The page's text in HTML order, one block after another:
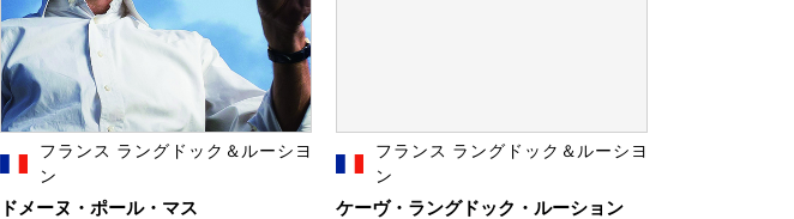
フランス ラングドック＆ルーシヨ
ン
ドメーヌ・ポール・マス
フランス ラングドック＆ルーシヨ
ン
ケーヴ・ラングドック・ルーション